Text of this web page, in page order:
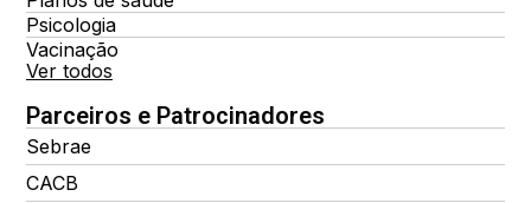
Psicologia
Vacinação
Ver todos
Parceiros e Patrocinadores
Sebrae
CACB